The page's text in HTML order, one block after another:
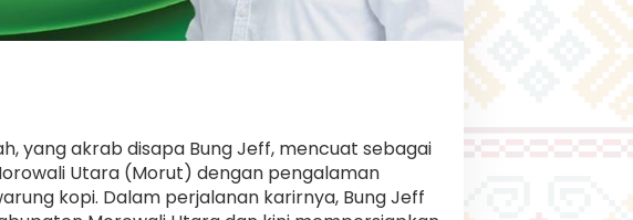
yang akrab disapa Bung Jeff, mencuat sebagai
Utara (Morut) dengan pengalaman
kopi. Dalam perjalanan karirnya, Bung Jeff